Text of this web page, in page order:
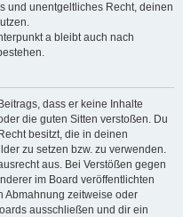
und unentgeltliches Recht, deinen
a bleibt auch nach
dass er keine Inhalte
die guten Sitten verstoßen. Du
besitzt, die in deinen
zu setzen bzw. zu verwenden.
aus. Bei Verstößen gegen
im Board veröffentlichten
Abmahnung zeitweise oder
ausschließen und dir ein